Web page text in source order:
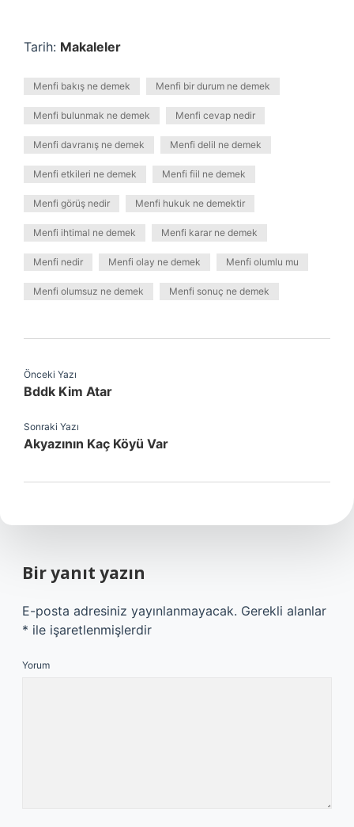
Tarih: Makaleler
Menfi bakış ne demek Menfi bir durum ne demek
Menfi bulunmak ne demek Menfi cevap nedir
Menfi davranış ne demek Menfi delil ne demek
Menfi etkileri ne demek Menfi fiil ne demek
Menfi görüş nedir Menfi hukuk ne demektir
Menfi ihtimal ne demek Menfi karar ne demek
Menfi nedir Menfi olay ne demek Menfi olumlu mu
Menfi olumsuz ne demek Menfi sonuç ne demek
Önceki Yazı
Bddk Kim Atar
Sonraki Yazı
Akyazının Kaç Köyü Var
Bir yanıt yazın
E-posta adresiniz yayınlanmayacak. Gerekli alanlar
* ile işaretlenmişlerdir
Yorum